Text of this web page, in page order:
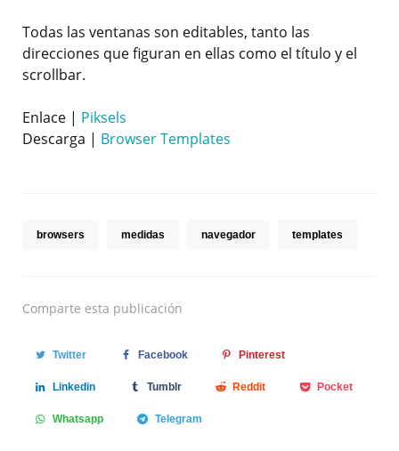
Todas las ventanas son editables, tanto las
direcciones que figuran en ellas como el título y el
scrollbar.
Enlace | Piksels
Descarga | Browser Templates
browsers medidas navegador templates
Comparte esta publicación
Twitter Facebook Pinterest
Linkedin Tumblr Reddit Pocket
Whatsapp Telegram